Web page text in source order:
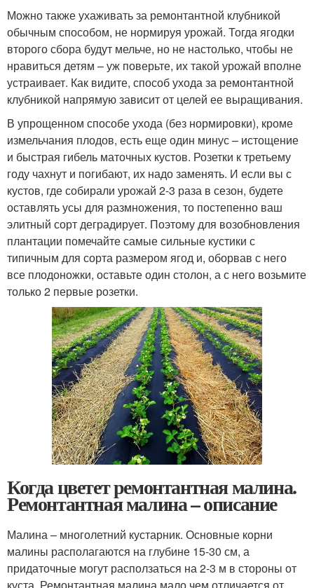
Можно также ухаживать за ремонтантной клубникой
обычным способом, не нормируя урожай. Тогда ягодки
второго сбора будут мельче, но не настолько, чтобы не
нравиться детям – уж поверьте, их такой урожай вполне
устраивает. Как видите, способ ухода за ремонтантной
клубникой напрямую зависит от целей ее выращивания.
В упрощенном способе ухода (без нормировки), кроме
измельчания плодов, есть еще один минус – истощение
и быстрая гибель маточных кустов. Розетки к третьему
году чахнут и погибают, их надо заменять. И если вы с
кустов, где собирали урожай 2-3 раза в сезон, будете
оставлять усы для размножения, то постепенно ваш
элитный сорт деградирует. Поэтому для возобновления
плантации помечайте самые сильные кустики с
типичным для сорта размером ягод и, оборвав с него
все плодоножки, оставьте один столон, а с него возьмите
только 2 первые розетки.
Когда цветет ремонтантная малина.
Ремонтантная малина – описание
Малина – многолетний кустарник. Основные корни
малины располагаются на глубине 15-30 см, а
придаточные могут расползаться на 2-3 м в стороны от